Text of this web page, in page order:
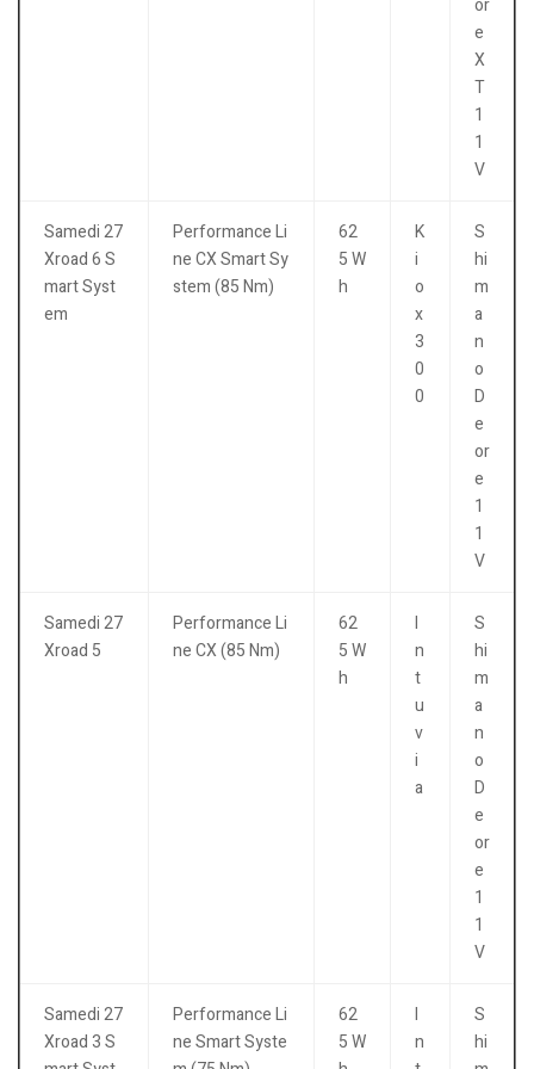
or
e
X
T
1
1
V
Samedi 27
Xroad 6 S
mart Syst
em
Performance Li
ne CX Smart Sy
stem (85 Nm)
62
5 W
h
K
i
o
x
3
0
0
S
hi
m
a
n
o
D
e
or
e
1
1
V
Samedi 27
Xroad 5
Performance Li
ne CX (85 Nm)
62
5 W
h
I
n
t
u
v
i
a
S
hi
m
a
n
o
D
e
or
e
1
1
V
Samedi 27
Xroad 3 S
Performance Li
ne Smart Syste
62
5 W
I
n
S
hi